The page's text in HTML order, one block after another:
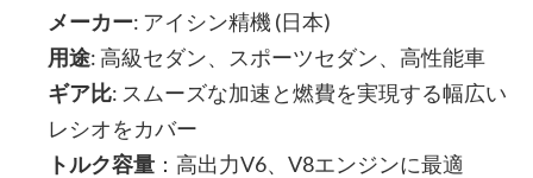
メーカー: アイシン精機 (日本)
用途: 高級セダン、スポーツセダン、高性能車
ギア比: スムーズな加速と燃費を実現する幅広い
レシオをカバー
トルク容量 ：高出力V6、V8エンジンに最適